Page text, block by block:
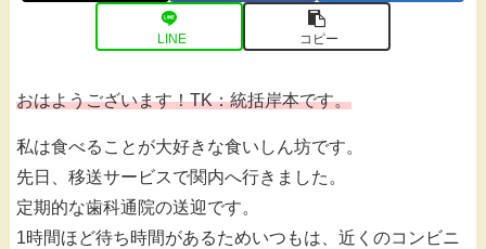
LINE コピー
おはようございます！TK：統括岸本です。
私は食べることが大好きな食いしん坊です。
先日、移送サービスで関内へ行きました。
定期的な歯科通院の送迎です。
1時間ほど待ち時間があるためいつもは、近くのコンビニ